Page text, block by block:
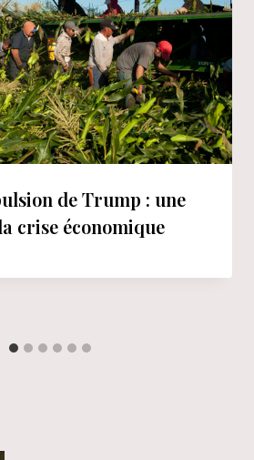
de Trump : une
crise économique